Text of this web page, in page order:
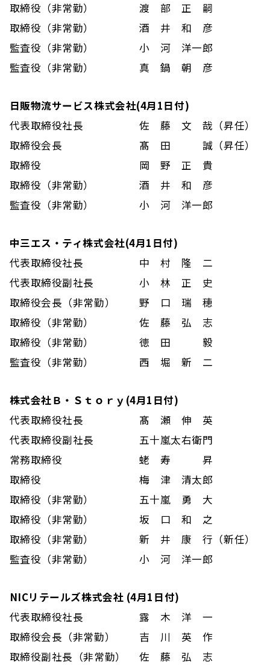
取締役（非常勤）
渡 部 正 嗣
取締役（非常勤）
酒 井 和 彦
監査役（非常勤）
小 河 洋一郎
監査役（非常勤）
真 鍋 朝 彦
日販物流サービス株式会社(4月1日付)
代表取締役社長
佐 藤 文 哉（昇任）
取締役会長
髙 田 誠（昇任）
取締役
岡 野 正 貴
取締役（非常勤）
酒 井 和 彦
監査役（非常勤）
小 河 洋一郎
中三エス・ティ株式会社(4月1日付)
代表取締役社長
中 村 隆 二
代表取締役副社長
小 林 正 史
取締役会長（非常勤）
野 口 瑞 穂
取締役（非常勤）
佐 藤 弘 志
取締役（非常勤）
徳 田 毅
監査役（非常勤）
西 堀 新 二
株式会社Ｂ・Ｓｔｏｒｙ(4月1日付)
代表取締役社長
髙 瀬 伸 英
代表取締役副社長
五十嵐太右衛門
常務取締役
蛯 寿 昇
取締役
梅 津 清太郎
取締役（非常勤）
五十嵐 勇 大
取締役（非常勤）
坂 口 和 之
取締役（非常勤）
新 井 康 行（新任）
監査役（非常勤）
小 河 洋一郎
NICリテールズ株式会社 (4月1日付)
代表取締役社長
露 木 洋 一
取締役会長（非常勤）
吉 川 英 作
取締役副社長（非常勤）
佐 藤 弘 志